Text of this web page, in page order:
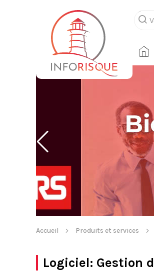
Accueil Produits et services
Logiciel: Gestion